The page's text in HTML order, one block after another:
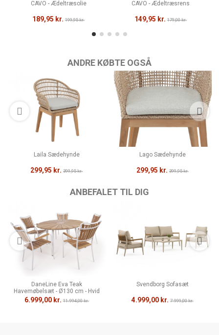
CAVO - Ædeltræsolie
189,95 kr. 199,95 kr.
CAVO - Ædeltræsrens
149,95 kr. 179,00 kr.
ANDRE KØBTE OGSÅ
Laila Sædehynde
299,95 kr. 399,95 kr.
Lago Sædehynde
299,95 kr. 399,95 kr.
ANBEFALET TIL DIG
DaneLine Eva Teak
Havemøbelsæt - Ø130 cm - Hvid
6.999,00 kr. 11.994,00 kr.
Svendborg Sofasæt
4.999,00 kr. 7.999,00 kr.